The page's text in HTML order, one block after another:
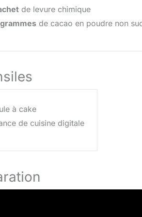
de levure chimique
grammes de cacao en poudre non
à cake
de cuisine digitale